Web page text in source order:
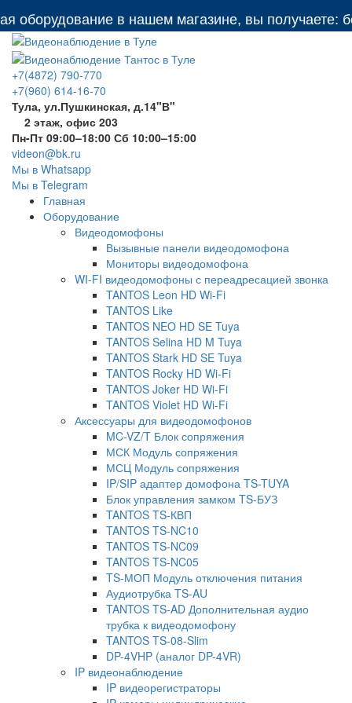
в нашем магазине, вы получаете:
+7(4872) 790-770
+7(960) 614-16-70
Тула, ул.Пушкинская, д.14"В"
2 этаж, офис 203
Пн-Пт 09:00–18:00 Сб 10:00–15:00
videon@bk.ru
Мы в Whatsapp
Мы в Telegram
Главная
Оборудование
Видеодомофоны
Вызывные панели видеодомофона
Мониторы видеодомофона
WI-FI видеодомофоны с переадресацией звонка
TANTOS Leon HD Wi-Fi
TANTOS Like
TANTOS NEO HD SE Tuya
TANTOS Selina HD M Tuya
TANTOS Stark HD SE Tuya
TANTOS Rocky HD Wi-Fi
TANTOS Joker HD Wi-Fi
TANTOS Violet HD Wi-Fi
Аксессуары для видеодомофонов
MC-VZ/T Блок сопряжения
МСК Модуль сопряжения
МСЦ Модуль сопряжения
IP/SIP адаптер домофона TS-TUYA
Блок управления замком TS-БУЗ
TANTOS TS-КВП
TANTOS TS-NC10
TANTOS TS-NC09
TANTOS TS-NC05
TS-МОП Модуль отключения питания
Аудиотрубка TS-AU
TANTOS TS-AD Дополнительная аудио
трубка к видеодомофону
TANTOS TS-08-Slim
DP-4VHP (аналог DP-4VR)
IP видеонаблюдение
IP видеорегистраторы